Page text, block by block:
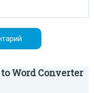
Word Converter